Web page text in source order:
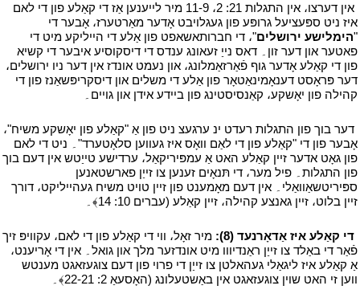
אין דערצו، אין התגלות 21: 2، 11-9 מיר לייענען אַז די קאַלע פון די לאם
איז ניט ספּעציעל גרופּע פון געגלויבט אָדער מאַרטערז، אָבער די
"הימלישע ירושלים"، די חברותאשאפט פון אַלע די הייליקע מיט די
פאטער און דער זון۔ דאס נייַ זעאונג ענדס די דיסקוסיע איבער די קשיא
פון די קאַלע אָדער גוף פֿאַרזאַמלונג، און נעמט אונדז אין דער ניו ירושלים،
דער פּראָסט דענאָמינאַטאָר פון אַלע די משלים און דיסקריפּשאַנז פון די
קהילה פון יאָשקע، קאַנסיסטינג פון ביידע אידן און גויים۔
דער בוך פון התגלות רעדט ינ ערגעצ ניט פון אַ "קאַלע פון יאָשקע משיח"،
אָבער פון די "קאַלע פון די לאַם וואָס איז געווען סלאָטערד"۔ ניט די לאם
פון גאָט אדער זיין קאַלע האט אַ עמפּיריקאַל، ערדישע טייַטש אין דעם בוך
פון התגלות۔ פיל מער، די תּנאָים זענען צו זייַן פארשטאנען
ספּיריטשאַוואַלי۔ אין דעם מאָמענט פון זיין טויט משיח געהייליקט، דורך
זיין בלוט، זיין גאנצע קהילה، זיין קאַלע (עברים 10: 14﴾۔
די קאַלע איז אַדאָרנעד (8):
מיר זאָל، ווי די קאַלע פון די לאם، עקוויפּ זיך
פֿאַר די באַלד צו זייַן ראַנדיווו מיט אונדזער מלך און גואל۔ אין די אָריענט،
אַ קאַלע איז ליגאַלי געהאלטן צו זייַן די פרוי פון דעם צוגעזאגט מענטש
ווען זי האט שוין צוגעזאגט אין באַשטעלונג (האָסעאַ 2: 22-21﴾۔